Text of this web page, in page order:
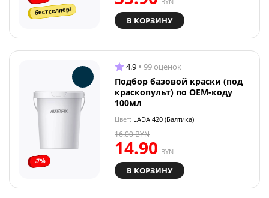
бестселлер!
В КОРЗИНУ
-7%
4.9 99 оценок
Подбор базовой краски (под
краскопульт) по OEM-коду
100мл
Цвет: LADA 420 (Балтика)
14.90 BYN
16.00BYN
В КОРЗИНУ